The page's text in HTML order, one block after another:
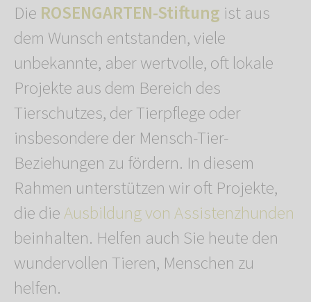
Die ROSENGARTEN-Stiftung ist aus
dem Wunsch entstanden, viele
unbekannte, aber wertvolle, oft lokale
Projekte aus dem Bereich des
Tierschutzes, der Tierpflege oder
insbesondere der Mensch-Tier-
Beziehungen zu fördern. In diesem
Rahmen unterstützen wir oft Projekte,
die dieAusbildung von Assistenzhunden
beinhalten. Helfen auch Sie heute den
wundervollen Tieren, Menschen zu
helfen.